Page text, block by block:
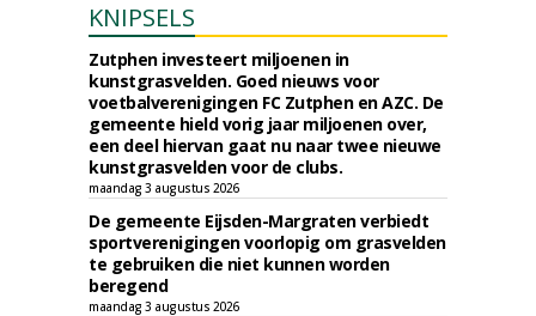
KNIPSELS
Zutphen investeert miljoenen in
kunstgrasvelden. Goed nieuws voor
voetbalverenigingen FC Zutphen en AZC. De
gemeente hield vorig jaar miljoenen over,
een deel hiervan gaat nu naar twee nieuwe
kunstgrasvelden voor de clubs.
maandag 3 augustus 2026
De gemeente Eijsden-Margraten verbiedt
sportverenigingen voorlopig om grasvelden
te gebruiken die niet kunnen worden
beregend
maandag 3 augustus 2026